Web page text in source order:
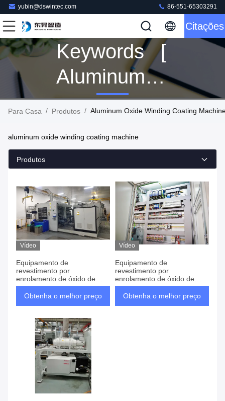
yubin@dswintec.com 86-551-65303291
Citações
Keywords [
Aluminum
Oxide
Coating
Machine ]
Match 3
Produtos
Para Casa / Produtos / Aluminum Oxide Winding Coating
aluminum oxide winding coating machine
Produtos
Vídeo
Equipamento de
revestimento por
enrolamento de óxido de
alumínio Equipamento de
enrolamento a vácuo de
metalanização de
revestimentos metálicos
Obtenha o melhor preço
Vídeo
Equipamento de
revestimento por
enrolamento de óxido de
alumínio Equipamento de
enrolamento a vácuo de
Obtenha o melhor preço